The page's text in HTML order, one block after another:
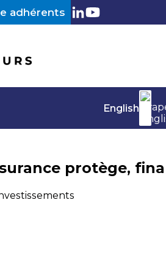
adhérents LinkedIn
Youtube
English
protège,